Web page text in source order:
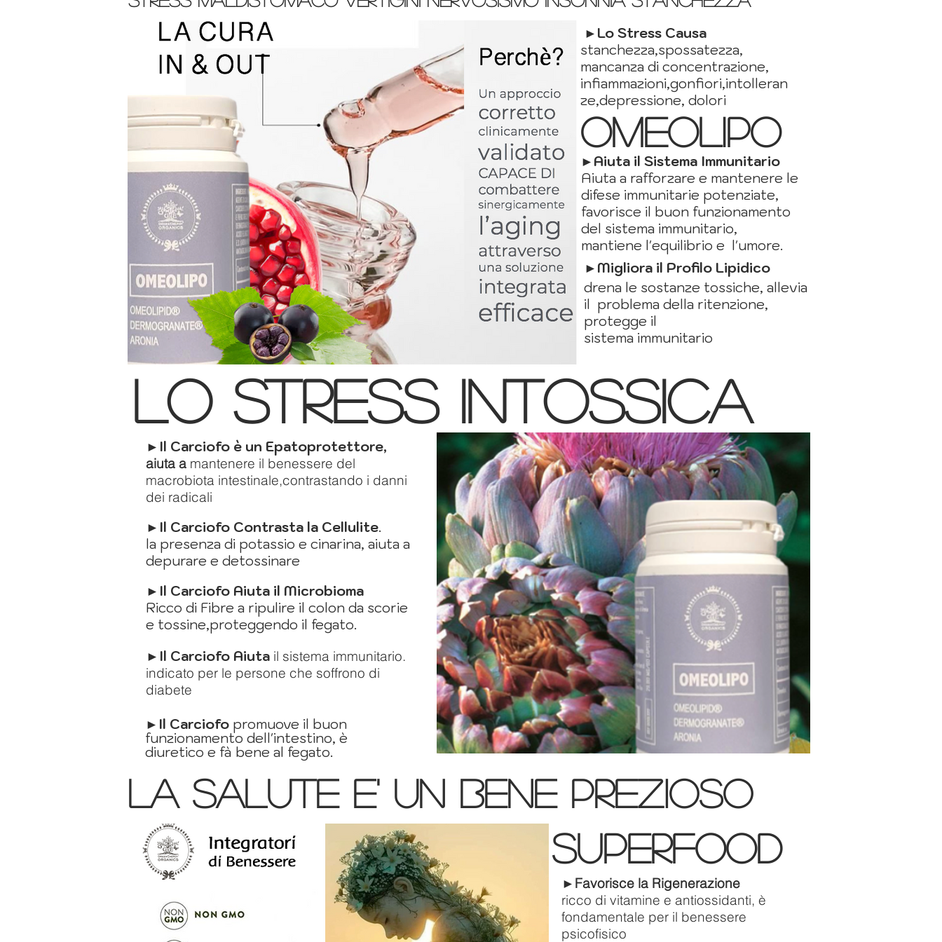
► Lo Stress Causa
stanchezza,spossatezza,
mancanza di concentrazione,
infiammazioni,gonfiori,intolleran
ze,depressione, dolori
OMEOLIPO
►Aiuta il Sistema Immunitario
Aiuta a rafforzare e mantenere le
difese immunitarie potenziate,
favorisce il buon funzionamento
del sistema immunitario,
mantiene l'equilibrio e l'umore.
► Migliora il Profilo Lipidico
drena le sostanze tossiche, allevia
il problema della ritenzione,
protegge il
sistema immunitario
lo stress intossica
►Il Carciofo è un Epatoprotettore,
aiuta a mantenere il benessere del
macrobiota intestinale,contrastando i danni
dei radicali
►Il Carciofo Contrasta la Cellulite.
la presenza di potassio e cinarina, aiuta a
depurare e detossinare
►Il Carciofo Aiuta il Microbioma
Ricco di Fibre a ripulire il colon da scorie
e tossine,proteggendo il fegato.
► Il Carciofo Aiuta il sistema immunitario.
indicato per le persone che soffrono di
diabete
►Il Carciofo promuove il buon
funzionamento dell'intestino, è
diuretico e fà bene al fegato.
la salute e' un bene prezioso
superfood
► Favorisce la Rigenerazione
ricco di vitamine e antiossidanti, è
fondamentale per il benessere
psicofisico